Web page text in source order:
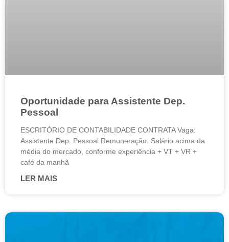
Oportunidade para Assistente Dep.
Pessoal
ESCRITÓRIO DE CONTABILIDADE CONTRATA Vaga:
Assistente Dep. Pessoal Remuneração: Salário acima da
média do mercado, conforme experiência + VT + VR +
café da manhã
LER MAIS